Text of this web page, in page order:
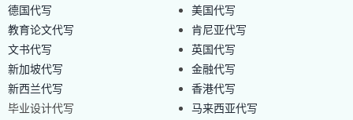
德国代写
教育论文代写
文书代写
新加坡代写
新西兰代写
毕业设计代写
美国代写
肯尼亚代写
英国代写
金融代写
香港代写
马来西亚代写